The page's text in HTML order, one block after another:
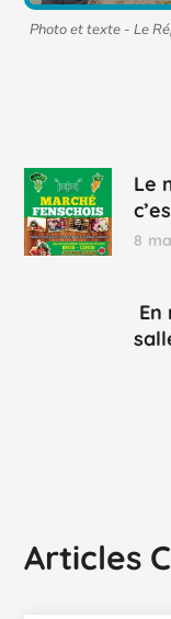
Photo et texte - Le
Le
8
Articles